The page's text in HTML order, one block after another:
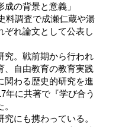
の背景と意義」
料調査で成瀬仁蔵や湯
ぞれ論文として公表し
。戦前期から行われ
、自由教育の教育実践
関わる歴史的研究を進
年に共著で『学び合う
にも携わっている。